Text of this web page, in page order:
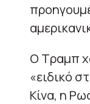
Ο Τραμπ
«ειδικό
Κίνα, η